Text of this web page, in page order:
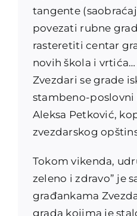
tangente
povezati rubne
rasteretiti centar
novih škola i
Zvezdari se grade
stambeno-poslovni
Aleksa Petković,
zvezdarskog
Tokom vikenda,
zeleno i zdravo” je
građankama
grada kojima je